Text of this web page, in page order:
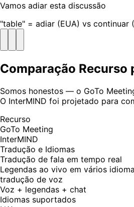
Vamos adiar esta discussão
"table" = adiar (EUA) vs continuar
Comparação Recurso
Somos honestos — o GoTo
O InterMIND foi projetado para
Recurso
GoTo Meeting
InterMIND
Tradução e Idiomas
Tradução de fala em tempo real
Legendas ao vivo em vários
tradução de voz
Voz + legendas + chat
Idiomas suportados